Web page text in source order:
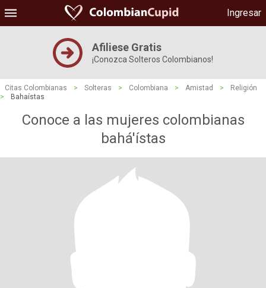
Ingresar
Afiliese Gratis
¡Conozca Solteros Colombianos!
Citas Colombianas > Solteras > Colombiana > Amistad >
Religión
>
Bahaístas
Conoce a las mujeres colombianas
bahá'ístas